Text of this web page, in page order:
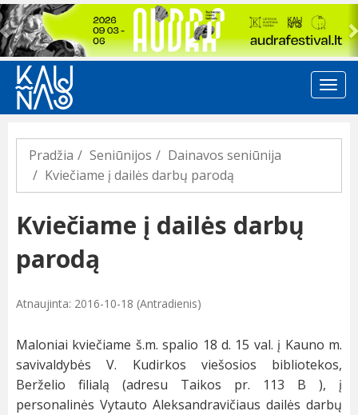
Previous
Pradžia Seniūnijos
Dainavos seniūnija
Kviečiame į dailės darbų parodą
Kviečiame į dailės darbų
parodą
Atnaujinta: 2016-10-18 (Antradienis)
Maloniai kviečiame š.m. spalio 18 d. 15 val. į Kauno m.
savivaldybės V. Kudirkos viešosios bibliotekos,
Berželio filialą (adresu Taikos pr. 113 B ), į
personalinės Vytauto Aleksandravičiaus dailės darbų